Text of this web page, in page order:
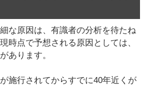
な原因は、有識者の分析を待たね
時点で予想される原因としては、
あります。
施行されてからすでに40年近くが